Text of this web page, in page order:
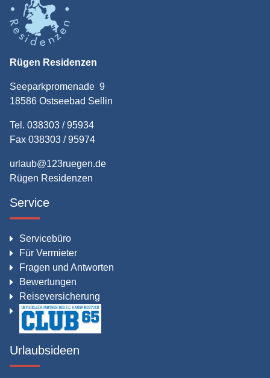
Rügen Residenzen
Seeparkpromenade 9
18586 Ostseebad Sellin
Tel. 038303 / 95934
Fax 038303 / 95974
urlaub@123ruegen.de
Rügen Residenzen
Service
Servicebüro
Für Vermieter
Fragen und Antworten
Bewertungen
Reiseversicherung
Urlaubsideen